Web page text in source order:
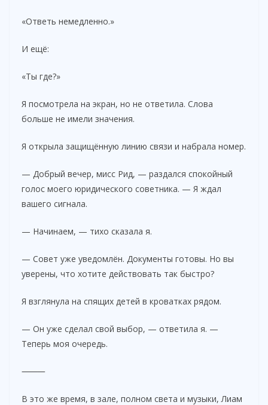
«Ответь немедленно.»
И ещё:
«Ты где?»
Я посмотрела на экран, но не ответила. Слова
больше не имели значения.
Я открыла защищённую линию связи и набрала номер.
— Добрый вечер, мисс Рид, — раздался спокойный
голос моего юридического советника. — Я ждал
вашего сигнала.
— Начинаем, — тихо сказала я.
— Совет уже уведомлён. Документы готовы. Но вы
уверены, что хотите действовать так быстро?
Я взглянула на спящих детей в кроватках рядом.
— Он уже сделал свой выбор, — ответила я. —
Теперь моя очередь.
⸻
В это же время, в зале, полном света и музыки, Лиам